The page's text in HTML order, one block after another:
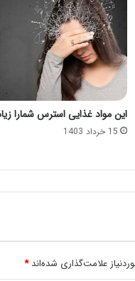
این مواد غذایی استرس شمارا
15 خرداد 1403
علامت‌گذاری شده‌اند*